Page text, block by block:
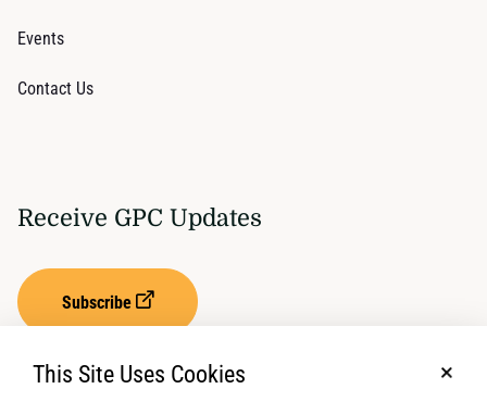
Events
Contact Us
Receive GPC Updates
Subscribe
This Site Uses Cookies